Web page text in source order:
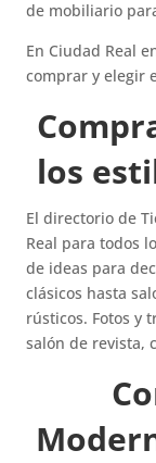
de mobiliario
En Ciudad Real
comprar y elegir
los
El directorio de
Real para todos
de ideas para
clásicos hasta
rústicos. Fotos y
salón de revista,